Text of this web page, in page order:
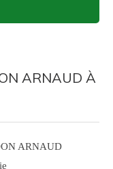
ARNAUD À
ARNAUD